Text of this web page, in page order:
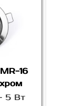
16
5 Вт